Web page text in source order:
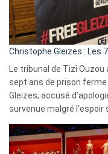
Christophe Gleizes : Les
Le tribunal de Tizi
sept ans de prison
Gleizes, accusé
survenue malgré l’espoir